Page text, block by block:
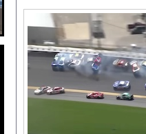
富士登山ツアー中に64歳男性
ハムスターの日
【医師解説】飲酒後の「締めの
【画像】「異常独身男性」、ト
グラドル山根千芽（36歳）の豊
【Xの車窓から】オービスかと
【ポロリ悲話】ネットで拡散